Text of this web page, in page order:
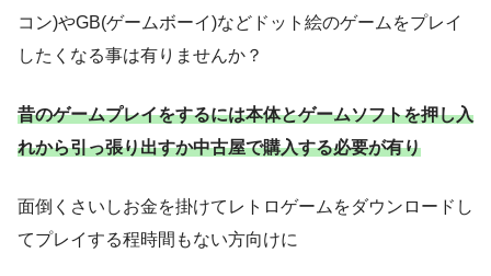
コン)やGB(ゲームボーイ)などドット絵のゲームをプレイ
したくなる事は有りませんか？
昔のゲームプレイをするには本体とゲームソフトを押し入
れから引っ張り出すか中古屋で購入する必要が有り
面倒くさいしお金を掛けてレトロゲームをダウンロードし
てプレイする程時間もない方向けに